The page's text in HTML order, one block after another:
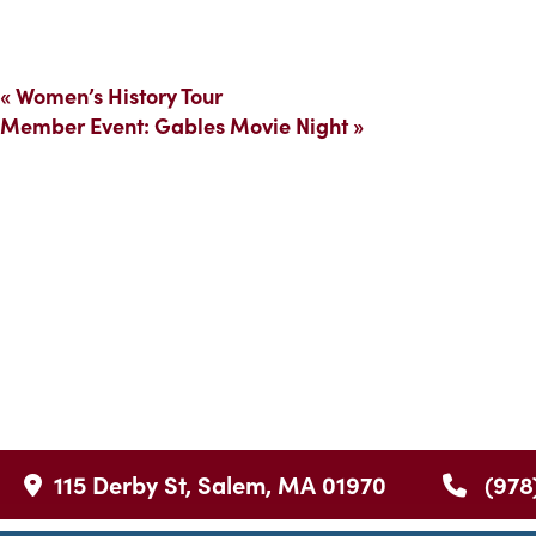
«Women’s History Tour
Member Event: Gables Movie Night»
115 Derby St, Salem, MA 01970